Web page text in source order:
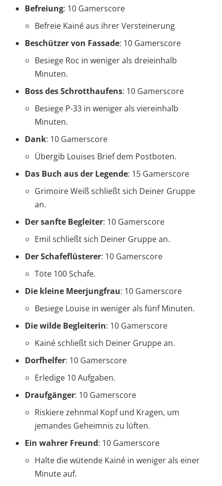
Befreiung: 10 Gamerscore
Befreie Kainé aus ihrer Versteinerung
Beschützer von Fassade: 10 Gamerscore
Besiege Roc in weniger als dreieinhalb
Minuten.
Boss des Schrotthaufens: 10 Gamerscore
Besiege P-33 in weniger als viereinhalb
Minuten.
Dank: 10 Gamerscore
Übergib Louises Brief dem Postboten.
Das Buch aus der Legende: 15 Gamerscore
Grimoire Weiß schließt sich Deiner Gruppe
an.
Der sanfte Begleiter: 10 Gamerscore
Emil schließt sich Deiner Gruppe an.
Der Schafeflüsterer: 10 Gamerscore
Töte 100 Schafe.
Die kleine Meerjungfrau: 10 Gamerscore
Besiege Louise in weniger als fünf Minuten.
Die wilde Begleiterin: 10 Gamerscore
Kainé schließt sich Deiner Gruppe an.
Dorfhelfer: 10 Gamerscore
Erledige 10 Aufgaben.
Draufgänger: 10 Gamerscore
Riskiere zehnmal Kopf und Kragen, um
jemandes Geheimnis zu lüften.
Ein wahrer Freund: 10 Gamerscore
Halte die wütende Kainé in weniger als einer
Minute auf.